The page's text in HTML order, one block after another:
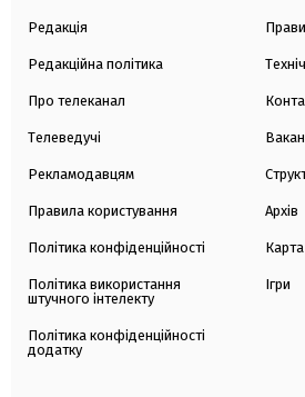
Редакція
Редакційна політика
Про телеканал
Телеведучі
Рекламодавцям
Правила користування
Політика конфіденційності
Політика використання
штучного інтелекту
Політика конфіденційності
додатку
Архів
Ігри